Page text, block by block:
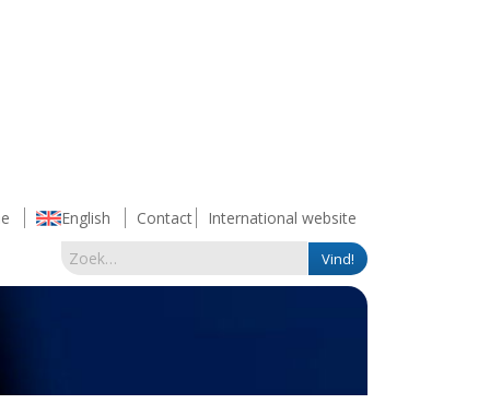
English Contact International website